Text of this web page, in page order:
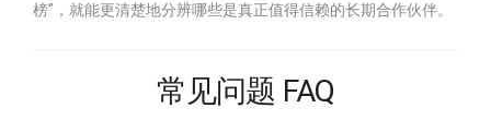
榜”，就能更清楚地分辨哪些是真正值得信赖的长期合作伙伴。
常见问题 FAQ